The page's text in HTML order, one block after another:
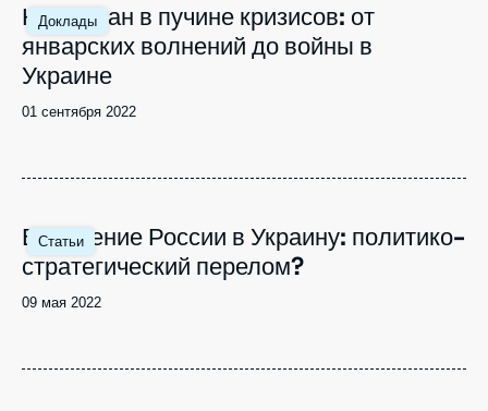
Доклады
Image
principale
Казахстан в пучине кризисов: от
январских волнений до войны в
Украине
Date
01 сентября 2022
Статьи
Image
principale
Вторжение России в Украину: политико-
стратегический перелом?
Date
09 мая 2022